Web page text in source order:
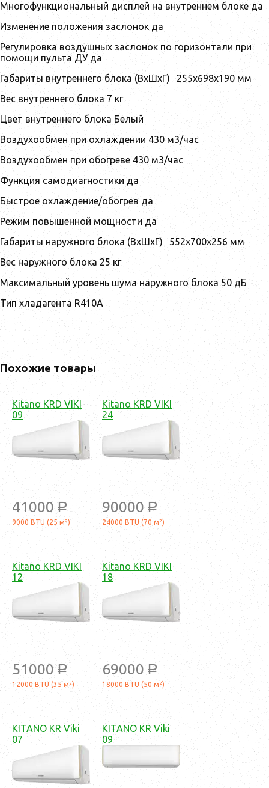
Многофункциональный дисплей на внутреннем блоке да
Изменение положения заслонок да
Регулировка воздушных заслонок по горизонтали при
помощи пульта ДУ да
Габариты внутреннего блока (ВхШхГ)
255x698x190 мм
Вес внутреннего блока 7 кг
Цвет внутреннего блока Белый
Воздухообмен при охлаждении 430 м3/час
Воздухообмен при обогреве 430 м3/час
Функция самодиагностики да
Быстрое охлаждение/обогрев да
Режим повышенной мощности да
Габариты наружного блока (ВхШхГ)
552x700x256мм
Вес наружного блока 25 кг
Максимальный уровень шума наружного блока 50 дБ
Тип хладагента R410A
Похожие товары
Kitano KRD VIKI
09
41000 a
9000 BTU (25 м²)
Kitano KRD VIKI
24
90000 a
24000 BTU (70 м²)
Kitano KRD VIKI
12
51000 a
12000 BTU (35 м²)
Kitano KRD VIKI
18
69000 a
18000 BTU (50 м²)
KITANO KR Viki
07
KITANO KR Viki
09